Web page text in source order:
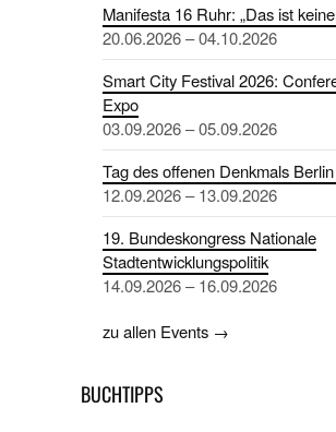
Manifesta 16 Ruhr: „Das ist
20.06.2026 – 04.10.2026
Smart City Festival 2026:
Expo
03.09.2026 – 05.09.2026
Tag des offenen Denkmals
12.09.2026 – 13.09.2026
19. Bundeskongress Nationale
Stadtentwicklungspolitik
14.09.2026 – 16.09.2026
zu allen Events →
BUCHTIPPS